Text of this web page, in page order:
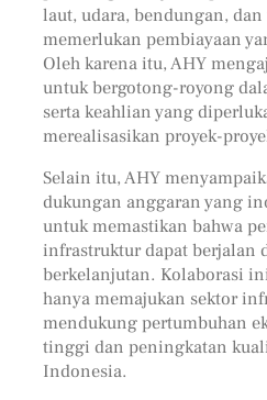
laut, udara, bendungan,
memerlukan pembiayaan
Oleh karena itu, AHY
untuk bergotong-royong
serta keahlian yang
merealisasikan proyek-
Selain itu, AHY
dukungan anggaran yang
untuk memastikan bahwa
infrastruktur dapat berjalan
berkelanjutan. Kolaborasi
hanya memajukan sektor
mendukung pertumbuhan
tinggi dan peningkatan
Indonesia.